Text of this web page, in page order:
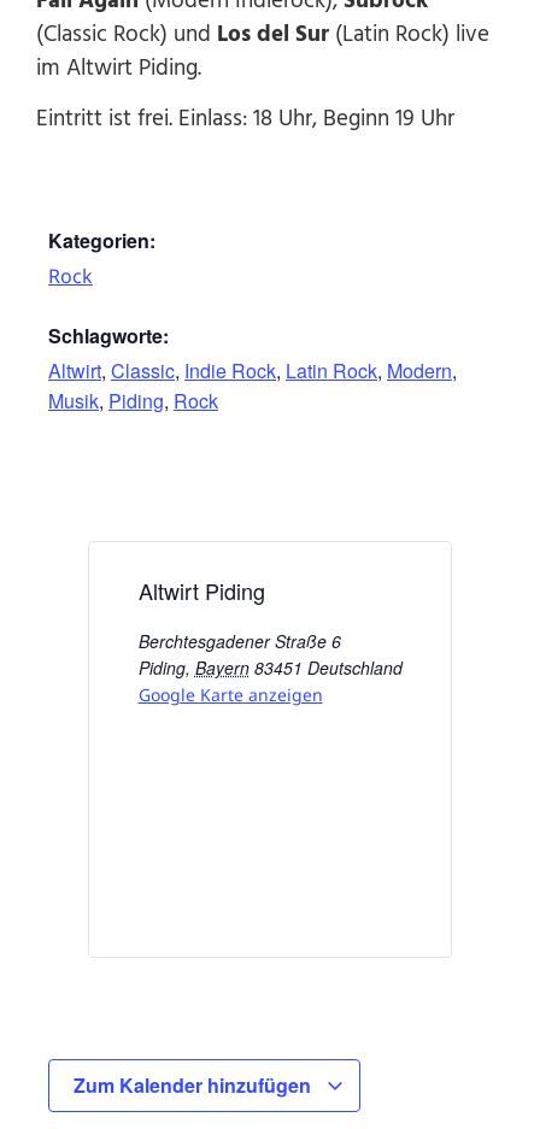
(Classic Rock) und Los del Sur (Latin Rock) live
im Altwirt Piding.
Eintritt ist frei. Einlass: 18 Uhr, Beginn 19 Uhr
Kategorien:
Rock
Schlagworte:
Altwirt, Classic, Indie Rock, Latin Rock, Modern,
Musik, Piding, Rock
Altwirt Piding
Berchtesgadener Straße 6
Piding, Bayern 83451 Deutschland
Google Karte anzeigen
Zum Kalender hinzufügen